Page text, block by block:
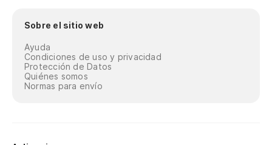
Sobre el sitio web
Ayuda
Condiciones de uso y privacidad
Protección de Datos
Quiénes somos
Normas para envío